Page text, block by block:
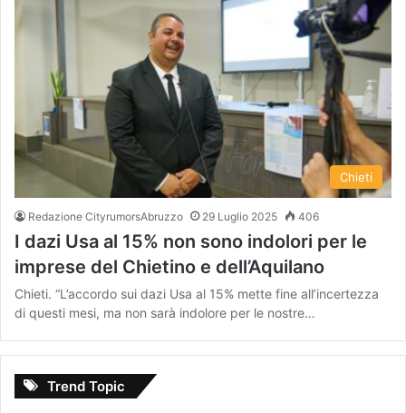
Chieti
Redazione CityrumorsAbruzzo 29 Luglio 2025 406
I dazi Usa al 15% non sono indolori per le
imprese del Chietino e dell’Aquilano
Chieti. “L’accordo sui dazi Usa al 15% mette fine all’incertezza
di questi mesi, ma non sarà indolore per le nostre…
Trend Topic